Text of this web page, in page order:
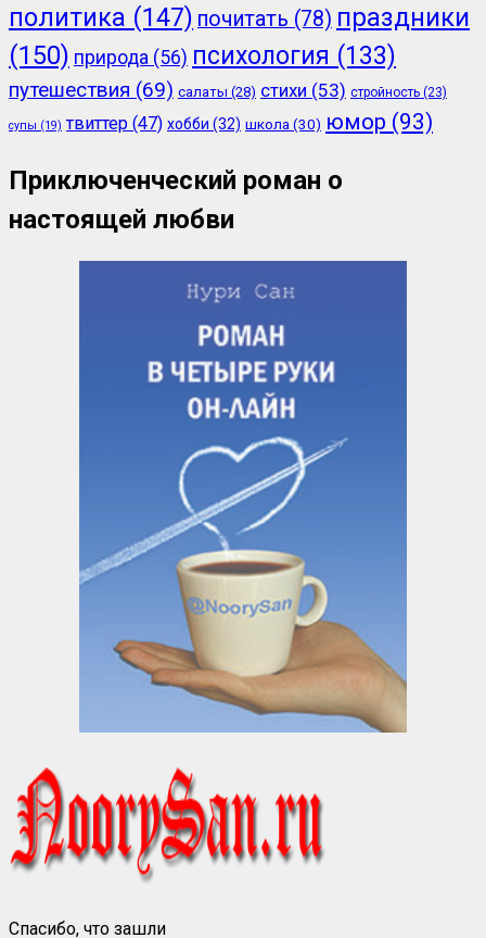
политика (147) почитать (78) праздники
(150) природа (56) психология (133)
путешествия (69) салаты (28) стихи (53) стройность (23)
супы (19) твиттер (47) хобби (32) школа (30) юмор (93)
Приключенческий роман о
настоящей любви
Спасибо, что зашли